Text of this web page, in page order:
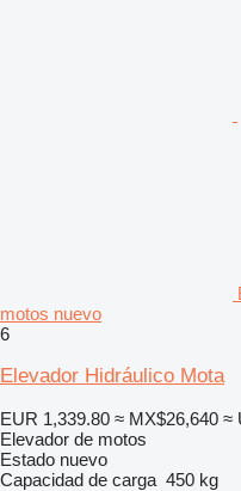
motos nuevo
6
Elevador Hidráulico Mota
EUR 1,339.80 ≈ MX$26,640 ≈
Elevador de motos
Estado nuevo
Capacidad de carga 450 kg